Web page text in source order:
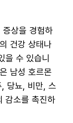
상을 경험하
건강 상태나
을 수 있습니
남성 호르몬
당뇨, 비만, 스
감소를 촉진하